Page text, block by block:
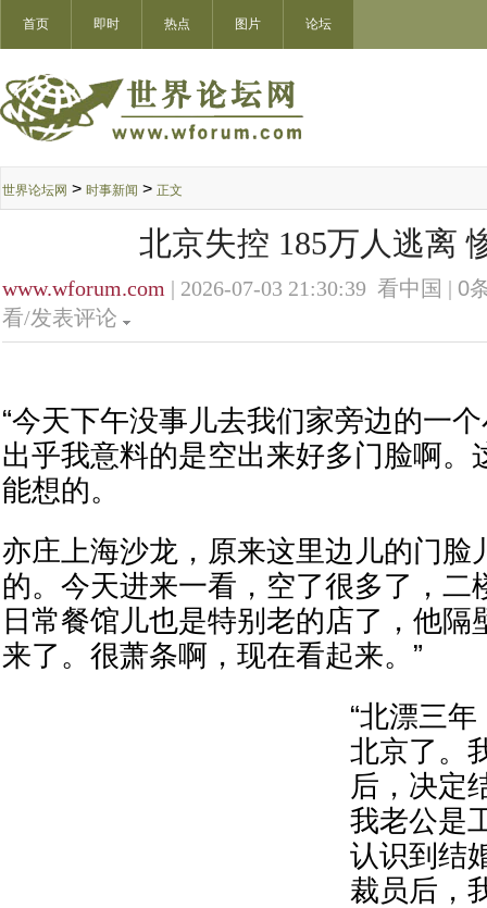
首页 即时 热点 图片 论坛
世界论坛网 > 时事新闻 > 正文
北京失控 185万人逃离
www.wforum.com | 2026-07-03 21:30:39 看中国 | 0
看/发表评论
“今天下午没事儿去我们家旁边的一
出乎我意料的是空出来好多门脸啊。
能想的。
亦庄上海沙龙，原来这里边儿的门脸
的。今天进来一看，空了很多了，二
日常餐馆儿也是特别老的店了，他隔
来了。很萧条啊，现在看起来。”
“北漂三
北京了。
后，决定
我老公是
认识到结
裁员后，